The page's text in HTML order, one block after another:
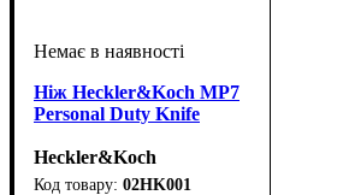
Ніж Heckler&Koch MP7
Personal Duty Knife
Heckler&Koch
02HK001